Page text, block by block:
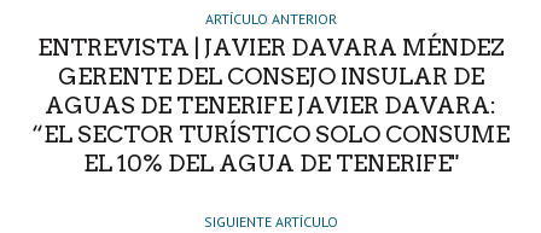
ARTÍCULO ANTERIOR
ENTREVISTA | JAVIER DAVARA MÉNDEZ
GERENTE DEL CONSEJO INSULAR DE
AGUAS DE TENERIFE JAVIER DAVARA:
“EL SECTOR TURÍSTICO SOLO CONSUME
EL 10% DEL AGUA DE TENERIFE"
SIGUIENTE ARTÍCULO